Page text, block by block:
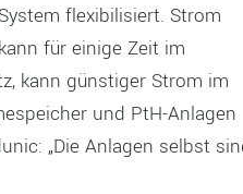
flexibilisiert. Strom
für einige Zeit im
kann günstiger Strom im
und PtH-Anlagen
„Die Anlagen selbst